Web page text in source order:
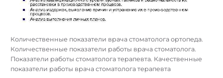
Количественные показатели врача стоматолога ортопеда.
Количественные показатели работы врача стоматолога.
Показатели работы стоматолога терапевта. Качественные
показатели работы врача стоматолога терапевта